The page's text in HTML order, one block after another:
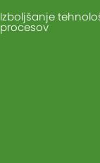
Izboljšanje
procesov